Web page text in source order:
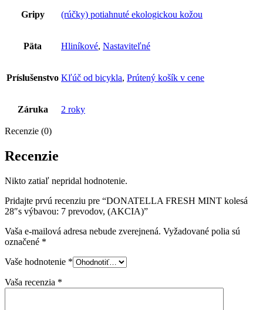
Gripy (rúčky) potiahnuté ekologickou kožou
Päta Hliníkové, Nastaviteľné
Príslušenstvo Kľúč od bicykla, Prútený košík v cene
Záruka 2 roky
Recenzie (0)
Recenzie
Nikto zatiaľ nepridal hodnotenie.
Pridajte prvú recenziu pre “DONATELLA FRESH MINT kolesá
28″s výbavou: 7 prevodov, (AKCIA)”
Vaša e-mailová adresa nebude zverejnená. Vyžadované polia sú
označené *
Vaše hodnotenie *
Vaša recenzia *